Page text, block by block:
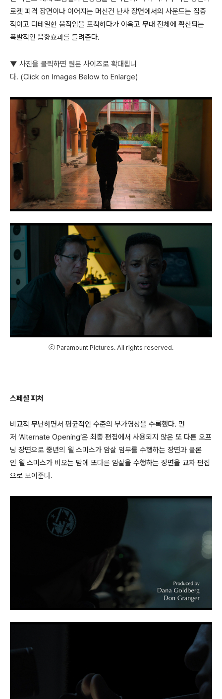
로켓 피격 장면이나 이어지는 머신건 난사 장면에서의 사운드는 집중
적이고 디테일한 움직임을 포착하다가 이윽고 무대 전체에 확산되는
폭발적인 음향효과를 들려준다.
▼ 사진을 클릭하면 원본 사이즈로 확대됩니
다. (Click on Images Below to Enlarge)
ⓒ Paramount Pictures. All rights reserved.
스페셜 피처
비교적 무난하면서 평균적인 수준의 부가영상을 수록했다. 먼
저 ‘Alternate Opening’은 최종 편집에서 사용되지 않은 또 다른 오프
닝 장면으로 중년의 윌 스미스가 암살 임무를 수행하는 장면과 클론
인 윌 스미스가 비오는 밤에 또다른 암살을 수행하는 장면을 교차 편집
으로 보여준다.